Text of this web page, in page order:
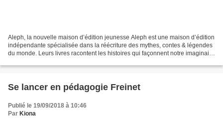
Aleph, la nouvelle maison d’édition jeunesse Aleph est une maison d’édition
indépendante spécialisée dans la réécriture des mythes, contes & légendes
du monde. Leurs livres racontent les histoires qui façonnent notre imaginaire
Se lancer en pédagogie Freinet
Publié le 19/09/2018 à 10:46
Par Kiona